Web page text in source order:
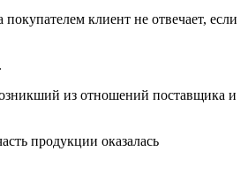
клиент не отвечает, если
из отношений поставщика и
продукции оказалась